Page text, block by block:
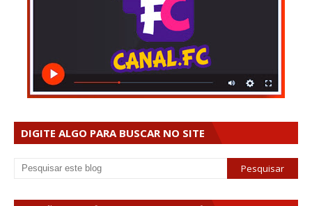
DIGITE ALGO PARA BUSCAR NO SITE